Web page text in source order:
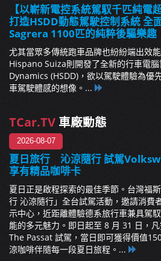
【以嶄新電控系統駕馭千匹純
打造HSDD動態駕駛控制系統 全
Sagrera 1100匹的純粹後驅樂趣
尤其當眾多傳統跑車品牌也紛紛端出效
Hispano Suiza則開發了全新的行車電
Dynamics (HSDD)，欲以駕駛體驗為優
車駕駛體感的想像。...
TCar.TV 車廠動態
2026-08-07
夏日旅行 沁涼隨行 試駕
享有精品咖啡卡
夏日正是啟程探索的最佳季節。台灣福
行 沁涼隨行」全台試駕活動，邀請消費
示中心，近距離體驗德系旅行車兼具駕
能的多元魅力。即日起至 8 月 31 日，
The Passat 試駕，當日即可獲得價值
涼咖啡伴隨每一段夏日旅程。...